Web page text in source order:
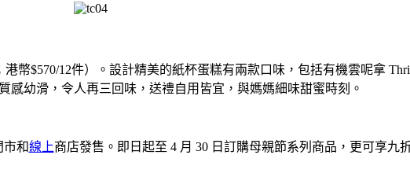
港幣$570/12件）。 設計精美的紙杯蛋糕有兩款口味，包括有機雲呢拿
感幼滑，令人再三回味， 送禮自用皆宜，與媽媽細味甜蜜時刻。
市和線上商店發售。即日起至 4 月 30 日訂購母親節系列商品，更可享九